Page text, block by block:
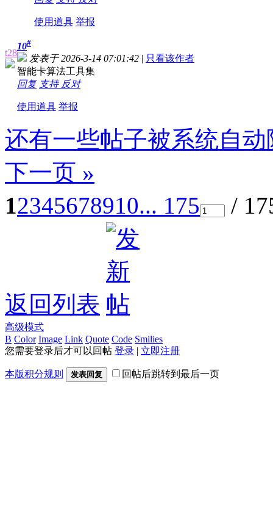
使用道具 举报
t28
10#
发表于 2026-3-14 07:01:42 | 只看该作者
智能卡算法工具集
回复 支持 反对
使用道具 举报
还有一些帖子被系统自
下一页 »
12345678910... 175 /
返回列表
高级模式
B Color Image Link Quote Code Smilies
您需要登录后才可以回帖 登录 | 立即注册
本版积分规则 发表回复 回帖后跳转到最后一页